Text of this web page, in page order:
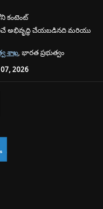
కంటెంట్
అభివృద్ధి చేయబడినది మరియు
శాఖ, భారత ప్రభుత్వం
2026